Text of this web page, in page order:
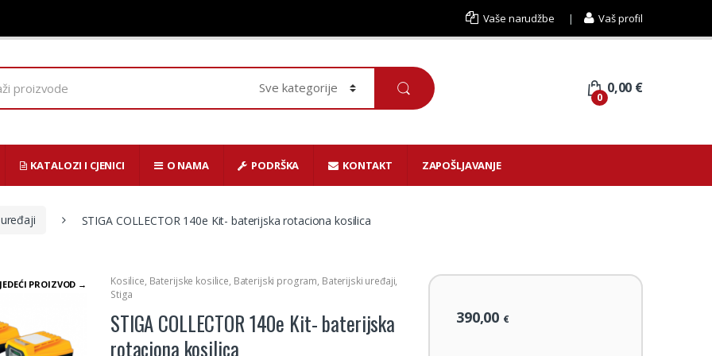
Vaše narudžbe Vaš profil
0
0,00 €
KATALOZI I CJENICI O NAMA PODRŠKA KONTAKT ZAPOŠLJAVANJE
STIGA COLLECTOR 140e Kit- baterijska rotaciona kosilica
PROIZVOD → Kosilice, Baterijske kosilice, Baterijski program, Baterijski uređaji,
Stiga
STIGA COLLECTOR 140e Kit- baterijska
rotaciona kosilica
390,00 €